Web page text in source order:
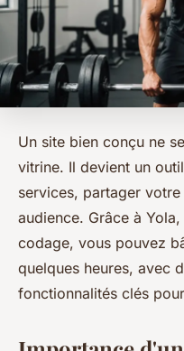
Un site bien conçu ne
vitrine. Il devient un
services, partager
audience. Grâce à
codage, vous pouvez
quelques heures, avec
fonctionnalités clés